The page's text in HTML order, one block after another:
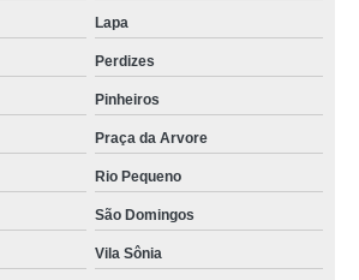
Lapa
Perdizes
Pinheiros
Praça da Arvore
Rio Pequeno
São Domingos
Vila Sônia